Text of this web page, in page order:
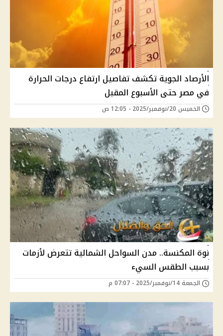
الأرصاد الجوية تكشف تفاصيل ارتفاع درجات الحرارة
في مصر حتى الأسبوع المقبل
الخميس 20/نوفمبر/2025 - 12:05 ص
نوة المكنسة.. مدن السواحل الشمالية تتعرض لأزمات
بسبب الطقس السيء
الجمعة 14/نوفمبر/2025 - 07:07 م